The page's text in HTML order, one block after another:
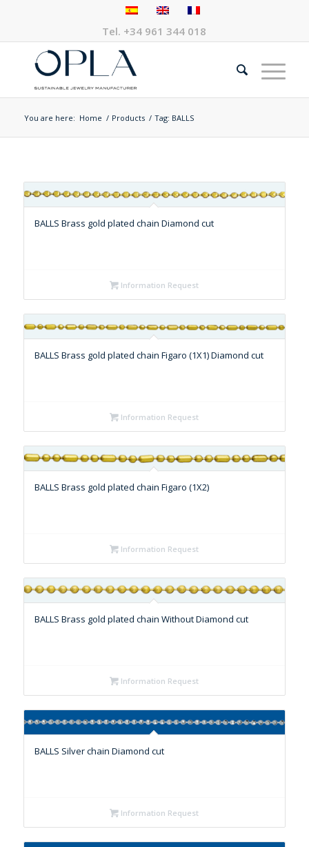
Tel. +34 961 344 018
You are here: Home / Products / Tag: BALLS
BALLS Brass gold plated chain Diamond cut
Information Request
BALLS Brass gold plated chain Figaro (1X1) Diamond cut
Information Request
BALLS Brass gold plated chain Figaro (1X2)
Information Request
BALLS Brass gold plated chain Without Diamond cut
Information Request
BALLS Silver chain Diamond cut
Information Request